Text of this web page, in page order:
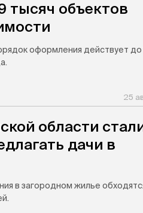
тысяч объектов
оформления действует до
25
области
дачи в
в загородном жилье